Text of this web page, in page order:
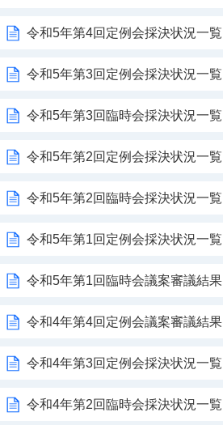
令和5年第4回定例会採決状況一覧
令和5年第3回定例会採決状況一覧
令和5年第3回臨時会採決状況一覧
令和5年第2回定例会採決状況一覧
令和5年第2回臨時会採決状況一覧
令和5年第1回定例会採決状況一覧
令和5年第1回臨時会議案審議結果
令和4年第4回定例会議案審議結果
令和4年第3回定例会採決状況一覧
令和4年第2回臨時会採決状況一覧